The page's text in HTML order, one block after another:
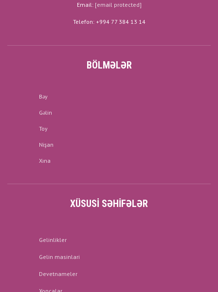
Email: [email protected]
Telefon: +994 77 384 13 14
BÖLMƏLƏR
Bəy
Gəlin
Toy
Nişan
Xına
XÜSUSI SƏHIFƏLƏR
Gelinlikler
Gelin masinlari
Devetnameler